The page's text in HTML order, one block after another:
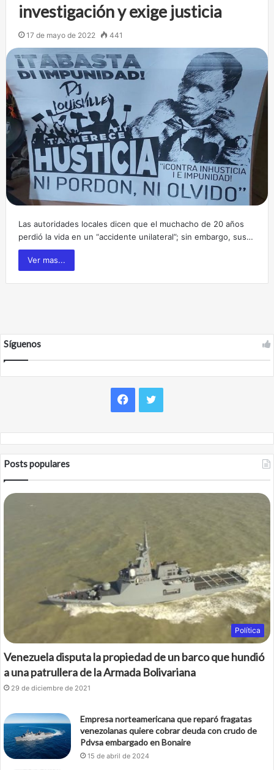
investigación y exige justicia
17 de mayo de 2022 441
Las autoridades locales dicen que el muchacho de 20 años
perdió la vida en un “accidente unilateral”; sin embargo, sus…
Ver mas...
Síguenos
k
Posts populares
Política
Venezuela disputa la propiedad de un barco que hundió
a una patrullera de la Armada Bolivariana
29 de diciembre de 2021
Empresa norteamericana que reparó fragatas
venezolanas quiere cobrar deuda con crudo de
Pdvsa embargado en Bonaire
15 de abril de 2024